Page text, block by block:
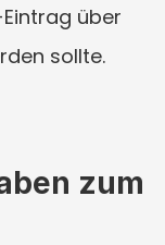
über
sollte.
zum